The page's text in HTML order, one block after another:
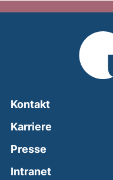
Kontakt
Karriere
Presse
Intranet(external